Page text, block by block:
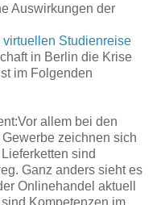
Auswirkungen der
virtuellen Studienreise
in Berlin die Krise
im Folgenden
allem bei den
zeichnen sich
sind
Ganz anders sieht es
Onlinehandel aktuell
Kompetenzen im